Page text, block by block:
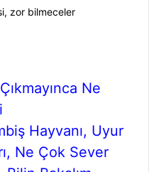
, zor bilmeceler
Ne
Hayvanı, Uyur
Ne Çok Sever